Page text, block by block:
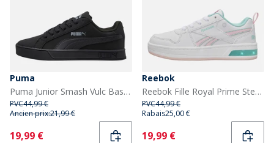
Puma
Puma Junior Smash Vulc Baskets Noir/Gris
PVC44,99 €
Ancien prix:21,99 €
Current
19,99 €
Reebok
Reebok Fille Royal Prime Step N Flash Baskets Blanc/Frosted Berry/Glitch Aqua
PVC44,99 €
Rabais25,00 €
Current
19,99 €